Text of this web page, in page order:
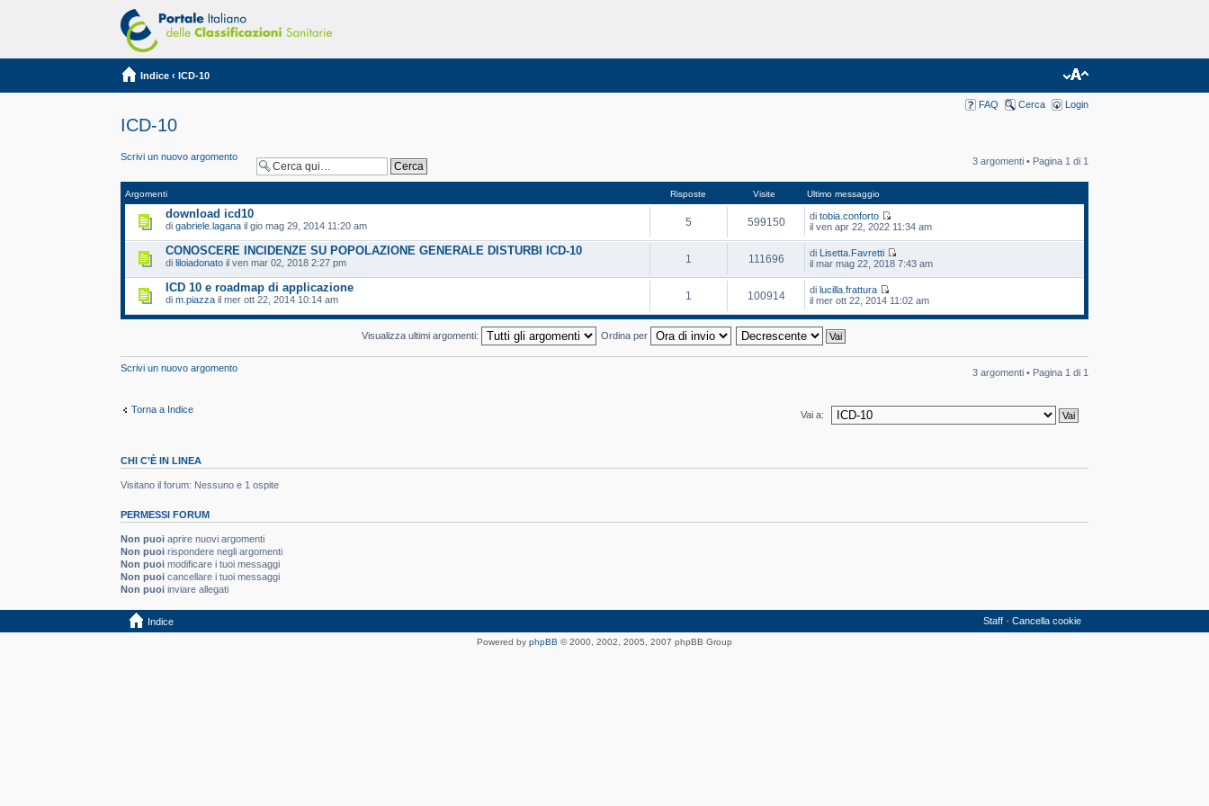
Indice ‹ ICD-10
FAQ Cerca Login
ICD-10
Scrivi un nuovo argomento 3 argomenti • Pagina 1 di 1
Argomenti Risposte Visite Ultimo messaggio
download icd10
digabriele.lagana il gio mag 29, 2014 11:20 am 5 599150 ditobia.conforto
il ven apr 22, 2022 11:34 am
CONOSCERE INCIDENZE SU POPOLAZIONE GENERALE DISTURBI ICD-10
di liloiadonato il ven mar 02, 2018 2:27 pm 1 111696 di
Lisetta.Favretti
il mar mag 22, 2018 7:43 am
ICD 10 e roadmap di applicazione
dim.piazza il mer ott 22, 2014 10:14 am 1 100914 di lucilla.frattura
il mer ott 22, 2014 11:02 am
Visualizza ultimi argomenti: Ordina per
Scrivi un nuovo argomento 3 argomenti • Pagina 1 di 1
Torna a Indice
Vai a:
CHI C’È IN LINEA
Visitano il forum: Nessuno e 1 ospite
PERMESSI FORUM
Non puoi aprire nuovi argomenti
Non puoi rispondere negli argomenti
Non puoi modificare i tuoi messaggi
Non puoi cancellare i tuoi messaggi
Non puoi inviare allegati
Indice Staff• Cancella cookie
Powered by phpBB © 2000, 2002, 2005, 2007 phpBB Group